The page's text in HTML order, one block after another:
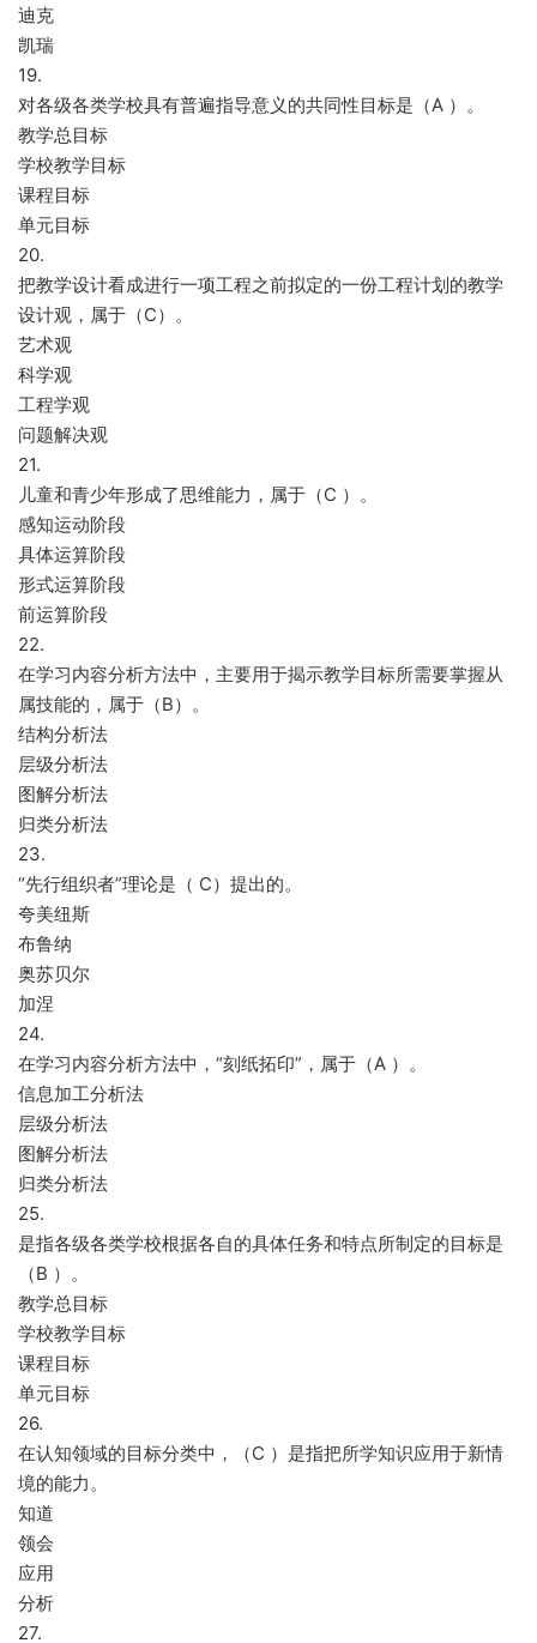
迪克
凯瑞
19.
对各级各类学校具有普遍指导意义的共同性目标是（A ）。
教学总目标
学校教学目标
课程目标
单元目标
20.
把教学设计看成进行一项工程之前拟定的一份工程计划的教学
设计观，属于（C）。
艺术观
科学观
工程学观
问题解决观
21.
儿童和青少年形成了思维能力，属于（C ）。
感知运动阶段
具体运算阶段
形式运算阶段
前运算阶段
22.
在学习内容分析方法中，主要用于揭示教学目标所需要掌握从
属技能的，属于（B）。
结构分析法
层级分析法
图解分析法
归类分析法
23.
“先行组织者”理论是（ C）提出的。
夸美纽斯
布鲁纳
奥苏贝尔
加涅
24.
在学习内容分析方法中，“刻纸拓印”，属于（A ）。
信息加工分析法
层级分析法
图解分析法
归类分析法
25.
是指各级各类学校根据各自的具体任务和特点所制定的目标是
（B ）。
教学总目标
学校教学目标
课程目标
单元目标
26.
在认知领域的目标分类中，（C ）是指把所学知识应用于新情
境的能力。
知道
领会
应用
分析
27.